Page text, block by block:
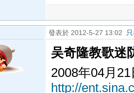
發表於 2012-5-27 13:02
吴奇隆教歌迷
2008年04月
http://